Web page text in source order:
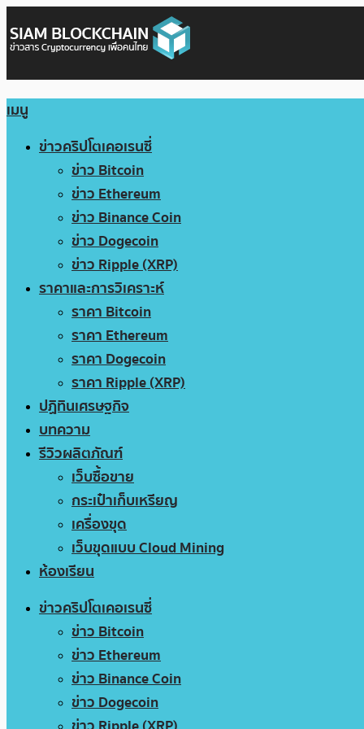
เมนู
ข่าวคริปโตเคอเรนซี่
ข่าว Bitcoin
ข่าว Ethereum
ข่าว Binance Coin
ข่าว Dogecoin
ข่าว Ripple (XRP)
ราคาและการวิเคราะห์
ราคา Bitcoin
ราคา Ethereum
ราคา Dogecoin
ราคา Ripple (XRP)
ปฏิทินเศรษฐกิจ
บทความ
รีวิวผลิตภัณฑ์
เว็บซื้อขาย
กระเป๋าเก็บเหรียญ
เครื่องขุด
เว็บขุดแบบ Cloud Mining
ห้องเรียน
ข่าวคริปโตเคอเรนซี่
ข่าว Bitcoin
ข่าว Ethereum
ข่าว Binance Coin
ข่าว Dogecoin